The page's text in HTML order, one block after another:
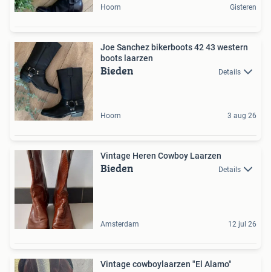
Hoorn Gisteren
Joe Sanchez bikerboots 42 43 western
boots laarzen
Bieden Details
Hoorn 3 aug 26
Vintage Heren Cowboy Laarzen
Bieden Details
Amsterdam 12 jul 26
Vintage cowboylaarzen "El Alamo"